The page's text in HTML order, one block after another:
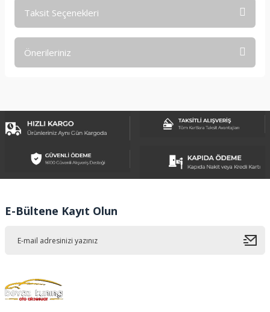
Taksit Seçenekleri
Önerileriniz
Görüş ve önerileriniz için teşekkür ederiz.
Ürün açıklamasında eksik bilgiler bulunuyor.
Ürün bilgilerinde hatalar bulunuyor.
Bu ürüne benzer farklı alternatifler olmalı.
E-Bültene Kayıt Olun